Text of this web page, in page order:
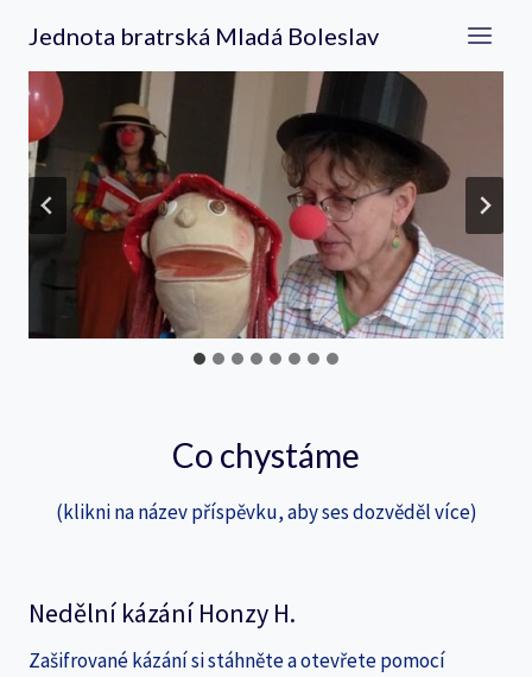
obsah
Jednota bratrská Mladá Boleslav
Co chystáme
(klikni na název příspěvku, aby ses dozvěděl více)
Nedělní kázání Honzy H.
Zašifrované kázání si stáhněte a otevřete pomocí